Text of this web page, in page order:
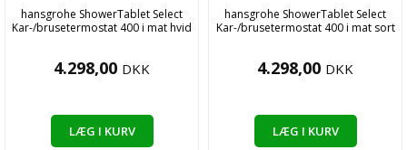
hansgrohe ShowerTablet Select
Kar-/brusetermostat 400 i mat hvid
4.298,00 DKK
LÆG I KURV
hansgrohe ShowerTablet Select
Kar-/brusetermostat 400 i mat sort
4.298,00 DKK
LÆG I KURV